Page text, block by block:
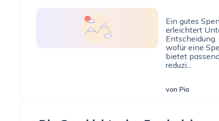
Ein gutes
erleichtert
wofür eine
bietet
reduzi...
von Pia